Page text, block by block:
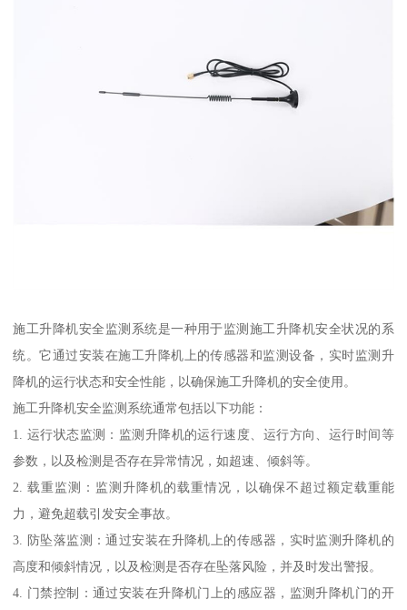
施工升降机安全监测系统是一种用于监测施工升降机安全状况的系
统。它通过安装在施工升降机上的传感器和监测设备，实时监测升
降机的运行状态和安全性能，以确保施工升降机的安全使用。
施工升降机安全监测系统通常包括以下功能：
1. 运行状态监测：监测升降机的运行速度、运行方向、运行时间等
参数，以及检测是否存在异常情况，如超速、倾斜等。
2. 载重监测：监测升降机的载重情况，以确保不超过额定载重能
力，避免超载引发安全事故。
3. 防坠落监测：通过安装在升降机上的传感器，实时监测升降机的
高度和倾斜情况，以及检测是否存在坠落风险，并及时发出警报。
4. 门禁控制：通过安装在升降机门上的感应器，监测升降机门的开